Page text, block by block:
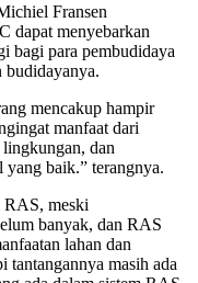
Fransen
dapat menyebarkan
bagi para pembudidaya
budidayanya.
mencakup hampir
manfaat dari
dan
baik.” terangnya.
RAS, meski
banyak, dan RAS
lahan dan
tantangannya masih ada